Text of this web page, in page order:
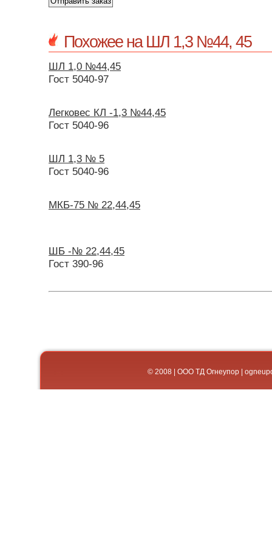
Похожее на ШЛ 1,3 №44, 45
ШЛ 1,0 №44,45
Гост 5040-97
Легковес КЛ -1,3 №44,45
Гост 5040-96
ШЛ 1,3 № 5
Гост 5040-96
МКБ-75 № 22,44,45
ШБ -№ 22,44,45
Гост 390-96
© 2008 | ООО ТД Огнеупор |